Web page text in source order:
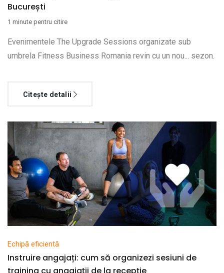
București
1 minute pentru citire
Evenimentele The Upgrade Sessions organizate sub
umbrela Fitness Business Romania revin cu un nou... sezon.
Citește detalii
Echipă eficientă
Instruire angajați: cum să organizezi sesiuni de
training cu angajații de la recepție